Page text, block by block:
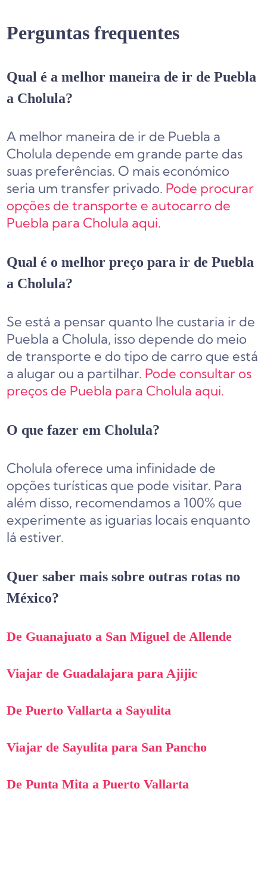
Perguntas frequentes
Qual é a melhor maneira de ir de Puebla
a Cholula?
A melhor maneira de ir de Puebla a
Cholula depende em grande parte das
suas preferências. O mais económico
seria um transfer privado. Pode procurar
opções de transporte e autocarro de
Puebla para Cholula aqui.
Qual é o melhor preço para ir de Puebla
a Cholula?
Se está a pensar quanto lhe custaria ir de
Puebla a Cholula, isso depende do meio
de transporte e do tipo de carro que está
a alugar ou a partilhar. Pode consultar os
preços de Puebla para Cholula aqui.
O que fazer em Cholula?
Cholula oferece uma infinidade de
opções turísticas que pode visitar. Para
além disso, recomendamos a 100% que
experimente as iguarias locais enquanto
lá estiver.
Quer saber mais sobre outras rotas no
México?
De Guanajuato a San Miguel de Allende
Viajar de Guadalajara para Ajijic
De Puerto Vallarta a Sayulita
Viajar de Sayulita para San Pancho
De Punta Mita a Puerto Vallarta